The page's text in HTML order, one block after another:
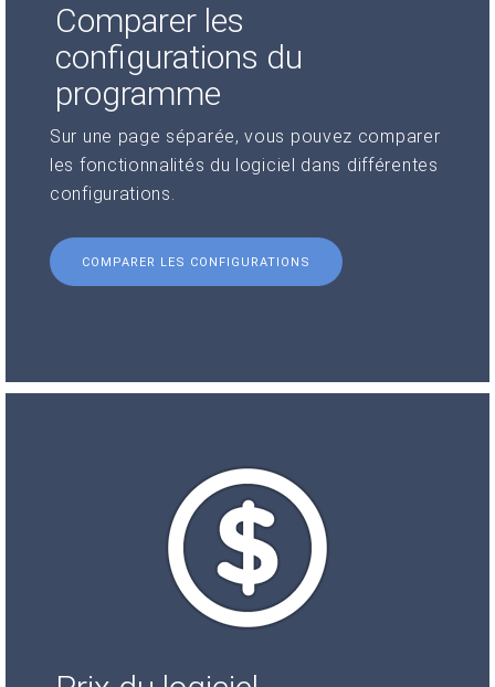
Comparer les
configurations du
programme
Sur une page séparée, vous pouvez comparer
les fonctionnalités du logiciel dans différentes
configurations.
COMPARER LES CONFIGURATIONS